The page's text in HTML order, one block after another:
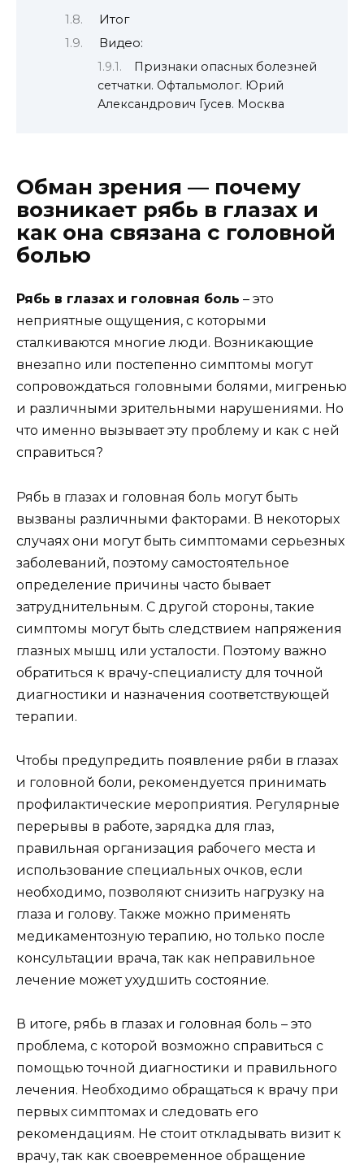
Итог
Видео:
Признаки опасных болезней
сетчатки. Офтальмолог. Юрий
Александрович Гусев. Москва
Обман зрения — почему
возникает рябь в глазах и
как она связана с головной
болью
Рябь в глазах и головная боль – это
неприятные ощущения, с которыми
сталкиваются многие люди. Возникающие
внезапно или постепенно симптомы могут
сопровождаться головными болями, мигренью
и различными зрительными нарушениями. Но
что именно вызывает эту проблему и как с ней
справиться?
Рябь в глазах и головная боль могут быть
вызваны различными факторами. В некоторых
случаях они могут быть симптомами серьезных
заболеваний, поэтому самостоятельное
определение причины часто бывает
затруднительным. С другой стороны, такие
симптомы могут быть следствием напряжения
глазных мышц или усталости. Поэтому важно
обратиться к врачу-специалисту для точной
диагностики и назначения соответствующей
терапии.
Чтобы предупредить появление ряби в глазах
и головной боли, рекомендуется принимать
профилактические мероприятия. Регулярные
перерывы в работе, зарядка для глаз,
правильная организация рабочего места и
использование специальных очков, если
необходимо, позволяют снизить нагрузку на
глаза и голову. Также можно применять
медикаментозную терапию, но только после
консультации врача, так как неправильное
лечение может ухудшить состояние.
В итоге, рябь в глазах и головная боль – это
проблема, с которой возможно справиться с
помощью точной диагностики и правильного
лечения. Необходимо обращаться к врачу при
первых симптомах и следовать его
рекомендациям. Не стоит откладывать визит к
врачу, так как своевременное обращение